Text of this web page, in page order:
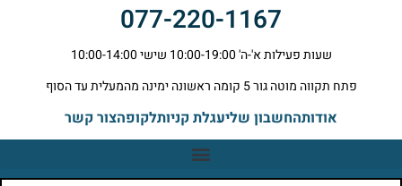
077-220-1167
שעות פעילות א'-ה' 10:00-19:00 שישי 10:00-14:00
פתח תקווה מוטה גור 5 קומה ראשונה ימינה מהמעלית עד הסוף
אודותהחשבון שליעגלת קניותלקופהצור קשר